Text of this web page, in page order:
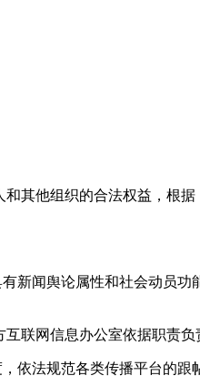
其他组织的合法权益，根
新闻舆论属性和社会动员
联网信息办公室依据职责
依法规范各类传播平台的跟